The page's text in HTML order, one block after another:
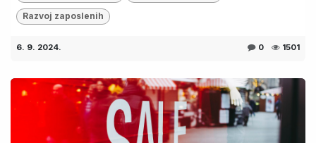
Razvoj zaposlenih
6. 9. 2024. 0 1501